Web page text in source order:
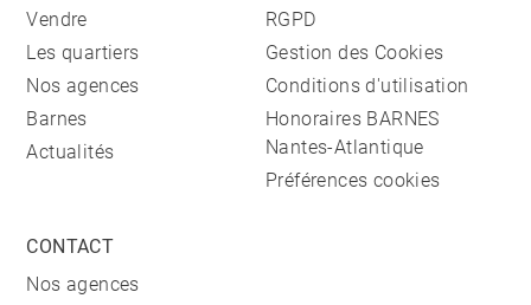
Vendre
Les quartiers
Nos agences
Barnes
Actualités
RGPD
Gestion des Cookies
Conditions d'utilisation
Honoraires BARNES
Nantes-Atlantique
Préférences cookies
CONTACT
Nos agences